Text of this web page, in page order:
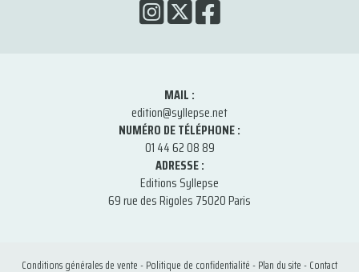
MAIL :
edition@syllepse.net
NUMÉRO DE TÉLÉPHONE :
01 44 62 08 89
ADRESSE :
Editions Syllepse
69 rue des Rigoles 75020 Paris
Conditions générales de vente-Politique de confidentialité-Plan du site-Contact